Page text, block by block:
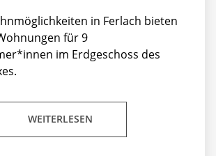
in Ferlach bieten
für 9
im Erdgeschoss des
WEITERLESEN